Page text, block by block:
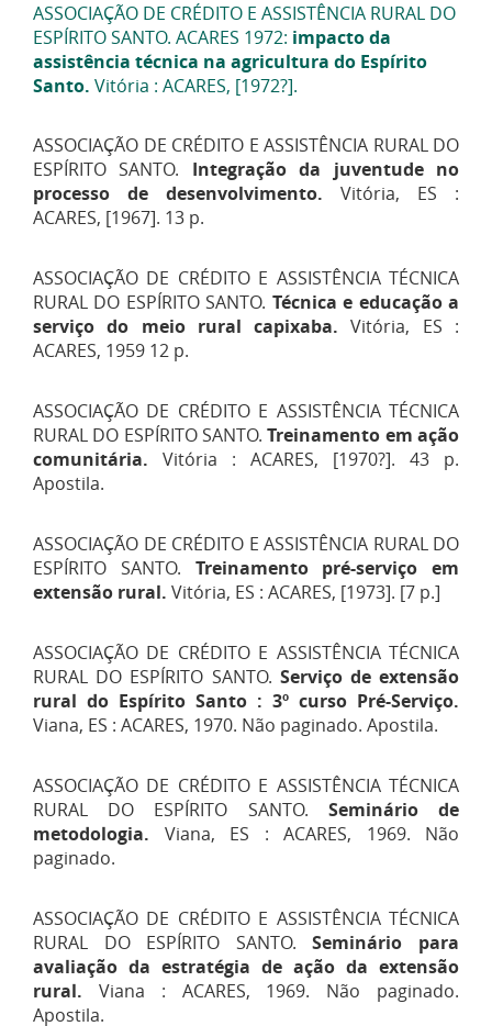
ASSOCIAÇÃO DE CRÉDITO E ASSISTÊNCIA RURAL DO
ESPÍRITO SANTO. ACARES 1972: impacto da
assistência técnica na agricultura do Espírito
Santo. Vitória : ACARES, [1972?].
ASSOCIAÇÃO DE CRÉDITO E ASSISTÊNCIA RURAL DO
ESPÍRITO SANTO. Integração da juventude no
processo de desenvolvimento. Vitória, ES :
ACARES, [1967]. 13 p.
ASSOCIAÇÃO DE CRÉDITO E ASSISTÊNCIA TÉCNICA
RURAL DO ESPÍRITO SANTO. Técnica e educação a
serviço do meio rural capixaba. Vitória, ES :
ACARES, 1959 12 p.
ASSOCIAÇÃO DE CRÉDITO E ASSISTÊNCIA TÉCNICA
RURAL DO ESPÍRITO SANTO.Treinamento em ação
comunitária. Vitória : ACARES, [1970?]. 43 p.
Apostila.
ASSOCIAÇÃO DE CRÉDITO E ASSISTÊNCIA RURAL DO
ESPÍRITO SANTO. Treinamento pré-serviço em
extensão rural. Vitória, ES : ACARES, [1973]. [7 p.]
ASSOCIAÇÃO DE CRÉDITO E ASSISTÊNCIA TÉCNICA
RURAL DO ESPÍRITO SANTO. Serviço de extensão
rural do Espírito Santo : 3º curso Pré-Serviço.
Viana, ES : ACARES, 1970. Não paginado. Apostila.
ASSOCIAÇÃO DE CRÉDITO E ASSISTÊNCIA TÉCNICA
RURAL DO ESPÍRITO SANTO. Seminário de
metodologia. Viana, ES : ACARES, 1969. Não
paginado.
ASSOCIAÇÃO DE CRÉDITO E ASSISTÊNCIA TÉCNICA
RURAL DO ESPÍRITO SANTO.Seminário para
avaliação da estratégia de ação da extensão
rural. Viana : ACARES, 1969. Não paginado.
Apostila.